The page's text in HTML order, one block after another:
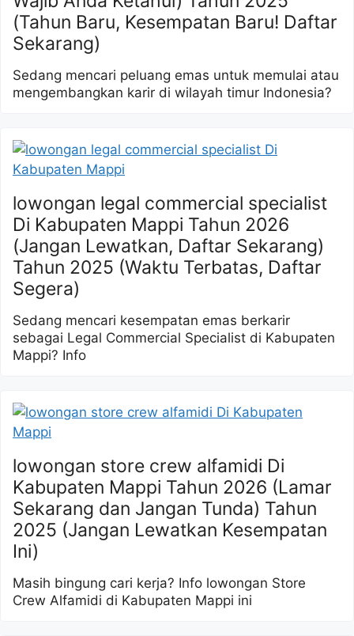
(Tahun Baru, Kesempatan Baru! Daftar
Sekarang)
Sedang mencari peluang emas untuk memulai atau
mengembangkan karir di wilayah timur Indonesia?
lowongan legal commercial specialist
Di Kabupaten Mappi Tahun 2026
(Jangan Lewatkan, Daftar Sekarang)
Tahun 2025 (Waktu Terbatas, Daftar
Segera)
Sedang mencari kesempatan emas berkarir
sebagai Legal Commercial Specialist di Kabupaten
Mappi? Info
lowongan store crew alfamidi Di
Kabupaten Mappi Tahun 2026 (Lamar
Sekarang dan Jangan Tunda) Tahun
2025 (Jangan Lewatkan Kesempatan
Ini)
Masih bingung cari kerja? Info lowongan Store
Crew Alfamidi di Kabupaten Mappi ini